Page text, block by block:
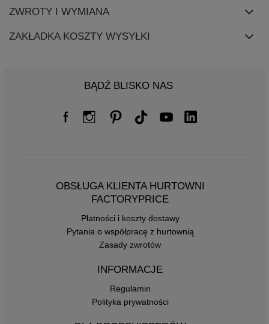
ZWROTY I WYMIANA
ZAKŁADKA KOSZTY WYSYŁKI
BĄDŹ BLISKO NAS
OBSŁUGA KLIENTA HURTOWNI
FACTORYPRICE
Płatności i koszty dostawy
Pytania o współpracę z hurtownią
Zasady zwrotów
INFORMACJE
Regulamin
Polityka prywatności